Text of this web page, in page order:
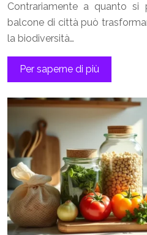
Contrariamente a quanto si
balcone di città può
la biodiversità…
Per saperne di più